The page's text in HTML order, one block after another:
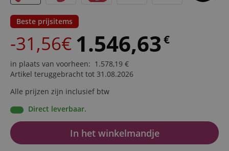
Beste prijsitems
-31,56€ 1.546,63€
in plaats van voorheen: 1.578,19 €
Artikel teruggebracht tot 31.08.2026
Alle prijzen zijn inclusief btw
Direct leverbaar.
In het winkelmandje